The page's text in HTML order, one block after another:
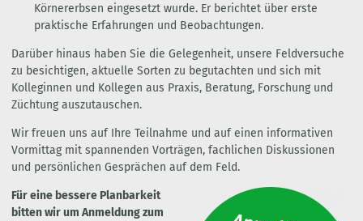
Körnererbsen eingesetzt wurde. Er berichtet über erste
praktische Erfahrungen und Beobachtungen.
Darüber hinaus haben Sie die Gelegenheit, unsere Feldversuche
zu besichtigen, aktuelle Sorten zu begutachten und sich mit
Kolleginnen und Kollegen aus Praxis, Beratung, Forschung und
Züchtung auszutauschen.
Wir freuen uns auf Ihre Teilnahme und auf einen informativen
Vormittag mit spannenden Vorträgen, fachlichen Diskussionen
und persönlichen Gesprächen auf dem Feld.
Für eine bessere Planbarkeit
bitten wir um Anmeldung zum